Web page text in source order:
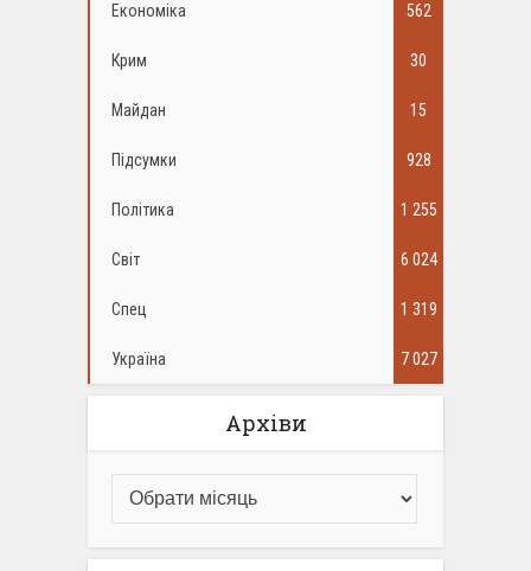
Економіка 562
Крим 30
Майдан 15
Підсумки 928
Політика 1 255
Світ 6 024
Спец 1 319
Україна 7 027
Архіви